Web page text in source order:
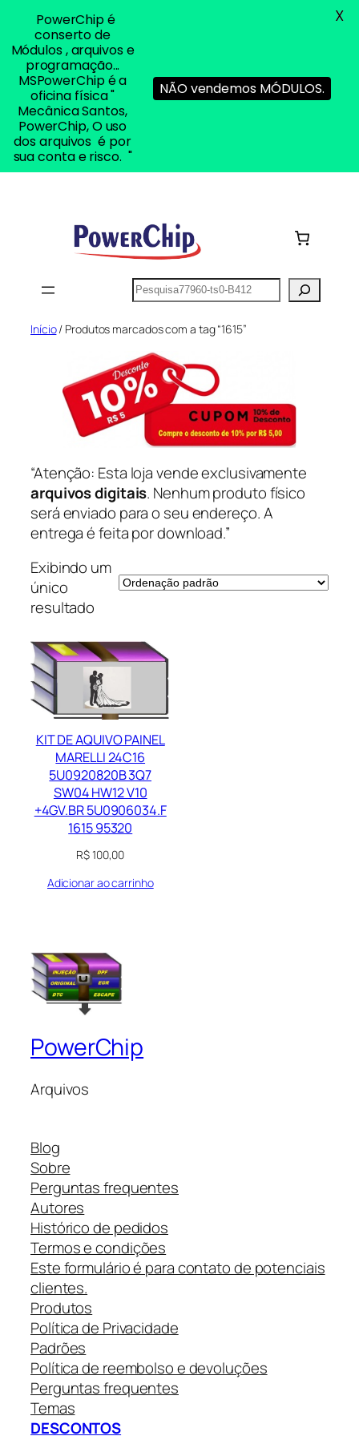
Pesquisar
Início/ Produtos marcados com a tag “1615”
“Atenção: Esta loja vende exclusivamente
arquivos digitais. Nenhum produto físico
será enviado para o seu endereço. A
entrega é feita por download.”
Exibindo um
único
resultado
KIT DE AQUIVO PAINEL
MARELLI 24C16
5U0920820B 3Q7
SW04 HW12 V10
+4GV.BR 5U0906034.F
1615 95320
R$100,00
Adicionar ao carrinho
PowerChip
Arquivos
Blog
Sobre
Perguntas frequentes
Autores
Histórico de pedidos
Termos e condições
Este formulário é para contato de potenciais
clientes.
Produtos
Política de Privacidade
Padrões
Política de reembolso e devoluções
Perguntas frequentes
Temas
DESCONTOS
PowerChip é
conserto de
Módulos , arquivos e
programação...
MSPowerChip é a
oficina física "
Mecânica Santos,
PowerChip, O uso
dos arquivos é por
sua conta e risco. "
NÃO vendemos MÓDULOS.
X